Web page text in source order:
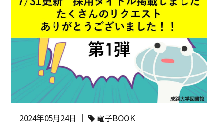
2024年05月24日 ｜ 電子BOOK